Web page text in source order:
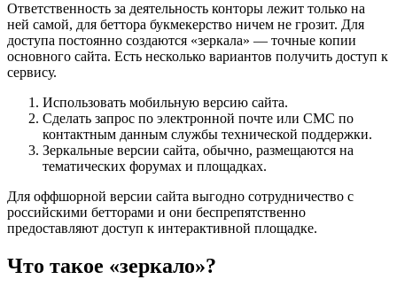
Ответственность за деятельность конторы лежит только на
ней самой, для беттора букмекерство ничем не грозит. Для
доступа постоянно создаются «зеркала» — точные копии
основного сайта. Есть несколько вариантов получить доступ к
сервису.
Использовать мобильную версию сайта.
Сделать запрос по электронной почте или СМС по
контактным данным службы технической поддержки.
Зеркальные версии сайта, обычно, размещаются на
тематических форумах и площадках.
Для оффшорной версии сайта выгодно сотрудничество с
российскими бетторами и они беспрепятственно
предоставляют доступ к интерактивной площадке.
Что такое «зеркало»?